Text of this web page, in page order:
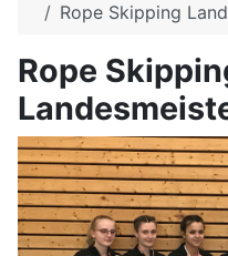
Rope Skipping
Rope